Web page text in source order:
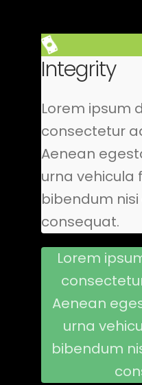
Integrity
Lorem ipsum
consectetur
Aenean
urna vehicula
bibendum
consequat.
Lorem
Aenean
urna
bibendum